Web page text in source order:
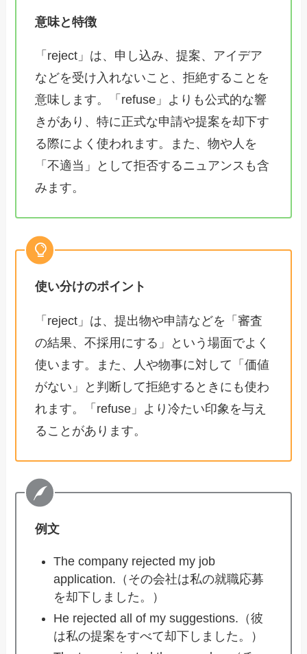
意味と特徴
「reject」は、申し込み、提案、アイデア
などを受け入れないこと、拒絶することを
意味します。「refuse」よりも公式的な響
きがあり、特に正式な申請や提案を却下す
る際によく使われます。また、物や人を
「不適当」として拒否するニュアンスも含
みます。
使い分けのポイント
「reject」は、提出物や申請などを「審査
の結果、不採用にする」という場面でよく
使います。また、人や物事に対して「価値
がない」と判断して拒絶するときにも使わ
れます。「refuse」より冷たい印象を与え
ることがあります。
例文
The company rejected my job
application.（その会社は私の就職応募
を却下しました。）
He rejected all of my suggestions.（彼
は私の提案をすべて却下しました。）